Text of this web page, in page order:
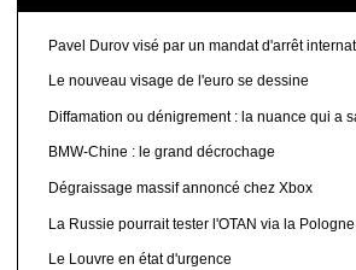
Pavel Durov visé par un mandat d'arrêt
Le nouveau visage de l'euro se dessine
Diffamation ou dénigrement : la nuance qui a
BMW-Chine : le grand décrochage
Dégraissage massif annoncé chez Xbox
La Russie pourrait tester l'OTAN via la Pologne
Le Louvre en état d'urgence